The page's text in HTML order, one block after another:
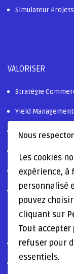
Simulateur Projets
VALORISER
Stratégie
Yield Management
Ressources
Certifications &
Tourisme Durable
OPTIMISER
Formations &
Nous
Les cookies
expérience,
personnalisé
pouvez
cliquant sur
Tout accepter
refuser pour
essentiels.